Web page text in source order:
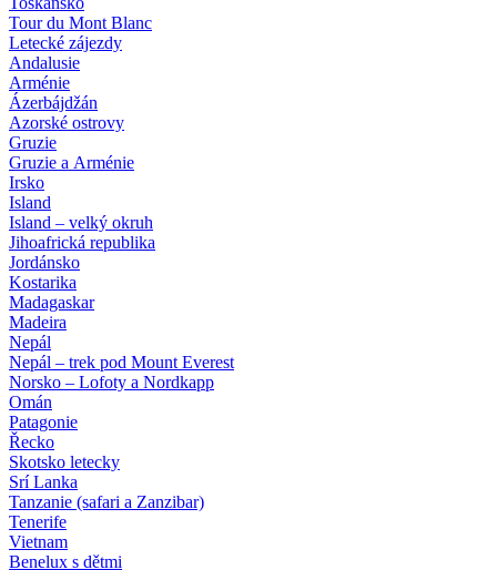
Tour du Mont Blanc
Letecké zájezdy
Andalusie
Arménie
Ázerbájdžán
Azorské ostrovy
Gruzie
Gruzie a Arménie
Irsko
Island
Island – velký okruh
Jihoafrická republika
Jordánsko
Kostarika
Madagaskar
Madeira
Nepál
Nepál – trek pod Mount Everest
Norsko – Lofoty a Nordkapp
Omán
Patagonie
Řecko
Skotsko letecky
Srí Lanka
Tanzanie (safari a Zanzibar)
Tenerife
Vietnam
Benelux s dětmi